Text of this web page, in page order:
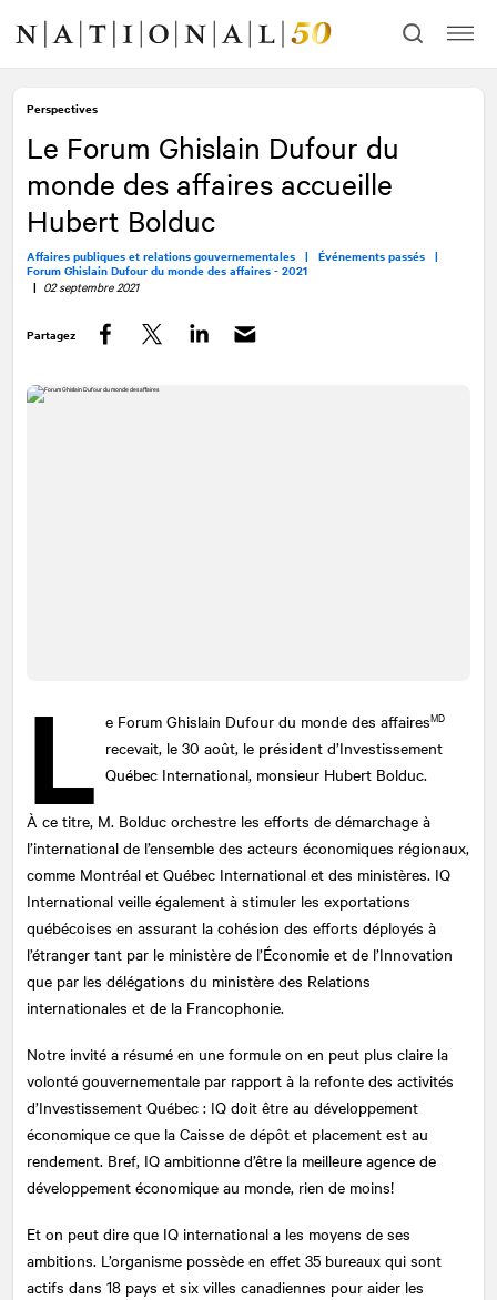
contenu
navigation
Perspectives
Le Forum Ghislain Dufour du
monde des affaires accueille
Hubert Bolduc
Affaires publiques et relations gouvernementales | Événements passés |
Forum Ghislain Dufour du monde des affaires - 2021
| 02 septembre 2021
Partagez
L e Forum Ghislain Dufour du monde des affairesMD
recevait, le 30 août, le président d’Investissement
Québec International, monsieur Hubert Bolduc.
À ce titre, M. Bolduc orchestre les efforts de démarchage à
l’international de l’ensemble des acteurs économiques régionaux,
comme Montréal et Québec International et des ministères. IQ
International veille également à stimuler les exportations
québécoises en assurant la cohésion des efforts déployés à
l’étranger tant par le ministère de l’Économie et de l’Innovation
que par les délégations du ministère des Relations
internationales et de la Francophonie.
Notre invité a résumé en une formule on en peut plus claire la
volonté gouvernementale par rapport à la refonte des activités
d’Investissement Québec : IQ doit être au développement
économique ce que la Caisse de dépôt et placement est au
rendement. Bref, IQ ambitionne d’être la meilleure agence de
développement économique au monde, rien de moins!
Et on peut dire que IQ international a les moyens de ses
ambitions. L’organisme possède en effet 35 bureaux qui sont
actifs dans 18 pays et six villes canadiennes pour aider les